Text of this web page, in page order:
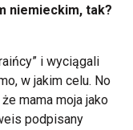
niemieckim, tak?
i wyciągali
w jakim celu. No
mama moja jako
podpisany